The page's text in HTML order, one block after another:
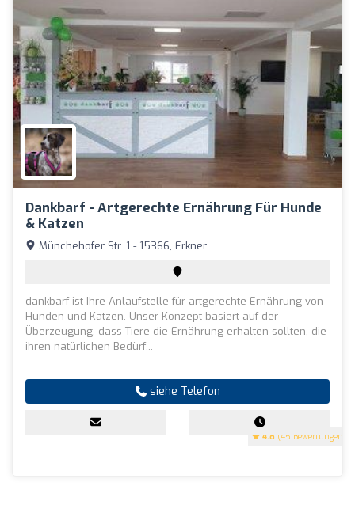
Dankbarf - Artgerechte Ernährung Für Hunde
& Katzen
4.8 (45 Bewertungen)
Münchehofer Str. 1 - 15366, Erkner
dankbarf ist Ihre Anlaufstelle für artgerechte Ernährung von
Hunden und Katzen. Unser Konzept basiert auf der
Überzeugung, dass Tiere die Ernährung erhalten sollten, die
ihren natürlichen Bedürf...
siehe Telefon